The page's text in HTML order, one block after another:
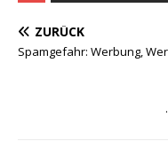
ZURÜCK
Spamgefahr: Werbung,